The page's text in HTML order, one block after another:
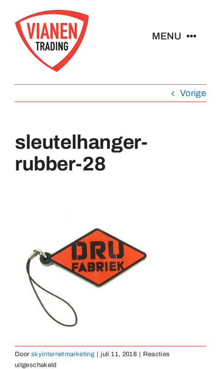
naar
inhoud
MENU
Pins
Abzeichen
Magnete
Kontakt
Vorige
sleutelhanger-
rubber-28
Door skyinternetmarketing | juli 11, 2018 | Reacties
uitgeschakeldvoor